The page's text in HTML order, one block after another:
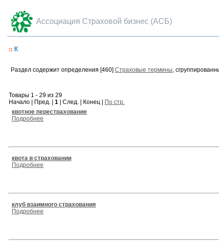
Ассоциация Страховой бизнес (АСБ)
К
Раздел содержит определения [460] Страховые термины,
Товары 1 - 29 из 29
Начало | Пред. | 1 | След. | Конец |
По стр.
квотное перестрахование
Подробнее
квота в страховании
Подробнее
клуб взаимного страхования
Подробнее